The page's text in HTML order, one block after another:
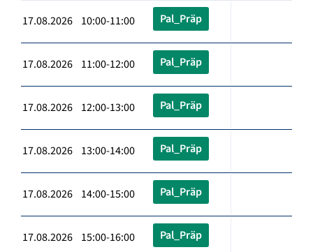
17.08.2026 10:00-11:00 Pal_Präp
17.08.2026 11:00-12:00 Pal_Präp
17.08.2026 12:00-13:00 Pal_Präp
17.08.2026 13:00-14:00 Pal_Präp
17.08.2026 14:00-15:00 Pal_Präp
17.08.2026 15:00-16:00 Pal_Präp